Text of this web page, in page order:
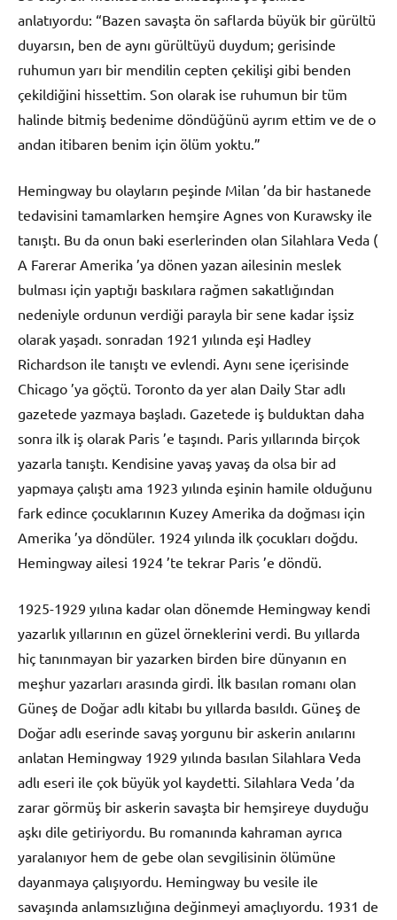
anlatıyordu: “Bazen savaşta ön saflarda büyük bir gürültü
duyarsın, ben de aynı gürültüyü duydum; gerisinde
ruhumun yarı bir mendilin cepten çekilişi gibi benden
çekildiğini hissettim. Son olarak ise ruhumun bir tüm
halinde bitmiş bedenime döndüğünü ayrım ettim ve de o
andan itibaren benim için ölüm yoktu.”
Hemingway bu olayların peşinde Milan ’da bir hastanede
tedavisini tamamlarken hemşire Agnes von Kurawsky ile
tanıştı. Bu da onun baki eserlerinden olan Silahlara Veda (
A Farerar Amerika ’ya dönen yazan ailesinin meslek
bulması için yaptığı baskılara rağmen sakatlığından
nedeniyle ordunun verdiği parayla bir sene kadar işsiz
olarak yaşadı. sonradan 1921 yılında eşi Hadley
Richardson ile tanıştı ve evlendi. Aynı sene içerisinde
Chicago ’ya göçtü. Toronto da yer alan Daily Star adlı
gazetede yazmaya başladı. Gazetede iş bulduktan daha
sonra ilk iş olarak Paris ’e taşındı. Paris yıllarında birçok
yazarla tanıştı. Kendisine yavaş yavaş da olsa bir ad
yapmaya çalıştı ama 1923 yılında eşinin hamile olduğunu
fark edince çocuklarının Kuzey Amerika da doğması için
Amerika ’ya döndüler. 1924 yılında ilk çocukları doğdu.
Hemingway ailesi 1924 ’te tekrar Paris ’e döndü.
1925-1929 yılına kadar olan dönemde Hemingway kendi
yazarlık yıllarının en güzel örneklerini verdi. Bu yıllarda
hiç tanınmayan bir yazarken birden bire dünyanın en
meşhur yazarları arasında girdi. İlk basılan romanı olan
Güneş de Doğar adlı kitabı bu yıllarda basıldı. Güneş de
Doğar adlı eserinde savaş yorgunu bir askerin anılarını
anlatan Hemingway 1929 yılında basılan Silahlara Veda
adlı eseri ile çok büyük yol kaydetti. Silahlara Veda ’da
zarar görmüş bir askerin savaşta bir hemşireye duyduğu
aşkı dile getiriyordu. Bu romanında kahraman ayrıca
yaralanıyor hem de gebe olan sevgilisinin ölümüne
dayanmaya çalışıyordu. Hemingway bu vesile ile
savaşında anlamsızlığına değinmeyi amaçlıyordu. 1931 de